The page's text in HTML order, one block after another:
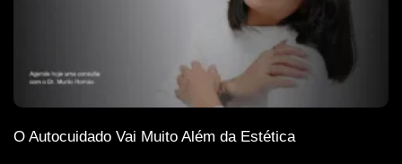
O Autocuidado Vai Muito Além da Estética